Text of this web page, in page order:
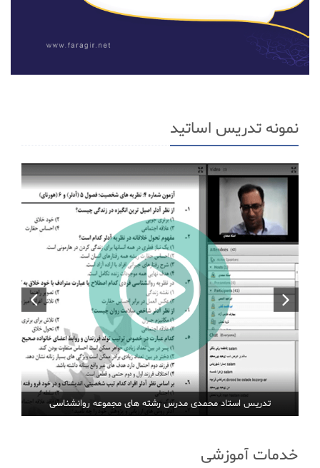
نمونه تدریس اساتید
تدریس استاد محمدی مدرس رشته های مجموعه روانشناسی
خدمات آموزشی